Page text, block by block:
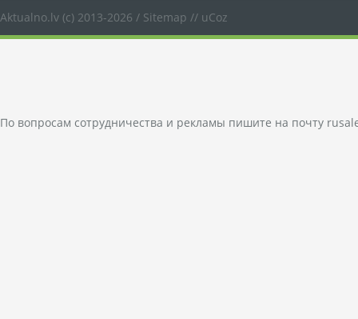
Aktualno.lv (c) 2013-2026 / Sitemap // uCoz
По вопросам сотрудничества и рекламы пишите на почту